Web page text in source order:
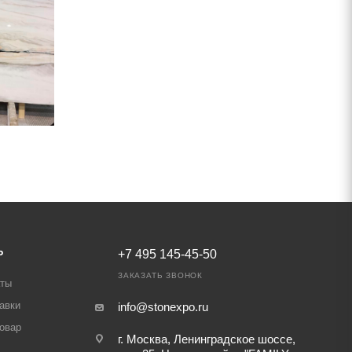
+7 495 145-45-50
ЗАКАЗАТЬ ЗВОНОК
info@stonexpo.ru
г. Москва, Ленинградское шоссе,